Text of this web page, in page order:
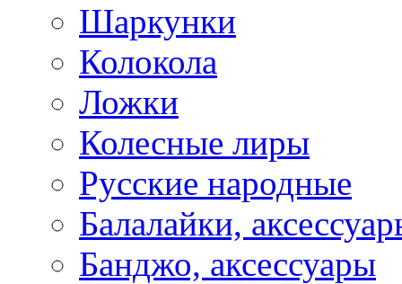
Шаркунки
Колокола
Ложки
Колесные лиры
Русские народные
Балалайки,
Банджо, аксессуары